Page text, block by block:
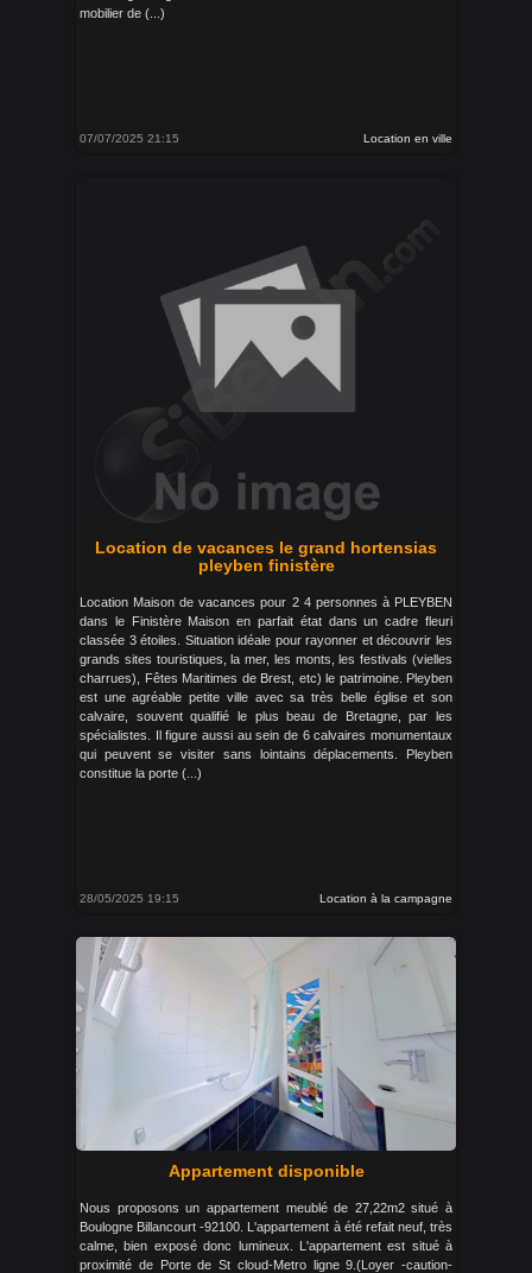
mobilier de (...)
07/07/2025 21:15 Location en ville
Location de vacances le grand hortensias
pleyben finistère
Location Maison de vacances pour 2 4 personnes à PLEYBEN
dans le Finistère Maison en parfait état dans un cadre fleuri
classée 3 étoiles. Situation idéale pour rayonner et découvrir les
grands sites touristiques, la mer, les monts, les festivals (vielles
charrues), Fêtes Maritimes de Brest, etc) le patrimoine. Pleyben
est une agréable petite ville avec sa très belle église et son
calvaire, souvent qualifié le plus beau de Bretagne, par les
spécialistes. Il figure aussi au sein de 6 calvaires monumentaux
qui peuvent se visiter sans lointains déplacements. Pleyben
constitue la porte (...)
28/05/2025 19:15 Location à la campagne
Appartement disponible
Nous proposons un appartement meublé de 27,22m2 situé à
Boulogne Billancourt -92100. L'appartement à été refait neuf, très
calme, bien exposé donc lumineux. L'appartement est situé à
proximité de Porte de St cloud-Metro ligne 9.(Loyer -caution-